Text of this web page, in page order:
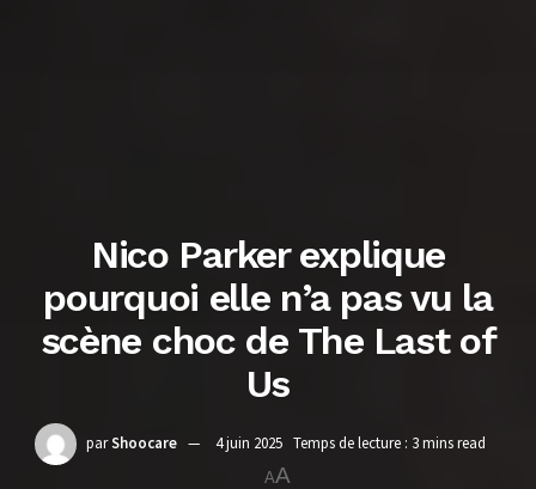
Nico Parker explique
pourquoi elle n’a pas vu la
scène choc de The Last of
Us
parShoocare 4 juin 2025 Temps de lecture : 3 mins read
AA